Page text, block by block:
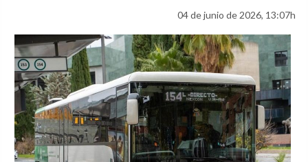
04 de junio de 2026, 13:07h